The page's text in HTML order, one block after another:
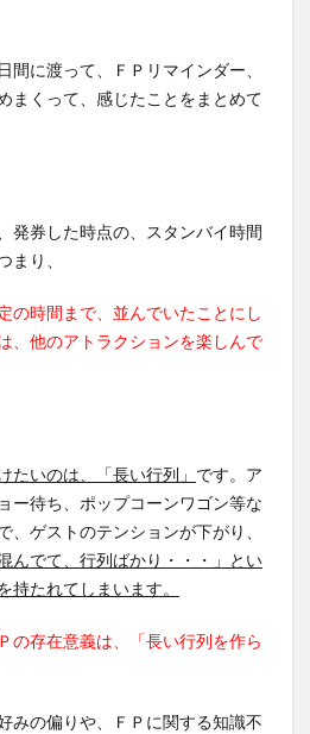
間に渡って、ＦＰリマインダー、
まくって、感じたことをまとめて
発券した時点の、スタンバイ時間
まり、
の時間まで、並んでいたことにし
、他のアトラクションを楽しんで
たいのは、「長い行列」 です。ア
ー待ち、ポップコーンワゴン等な
、ゲストのテンションが下がり、
んでて、行列ばかり・・・」とい
持たれてしまいます。
の存在意義は、「長い行列を作ら
みの偏りや、ＦＰに関する知識不